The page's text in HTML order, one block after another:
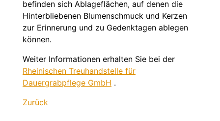
befinden sich Ablageflächen, auf denen die
Hinterbliebenen Blumenschmuck und Kerzen
zur Erinnerung und zu Gedenktagen ablegen
können.
Weiter Informationen erhalten Sie bei der
Rheinischen Treuhandstelle für
Dauergrabpflege GmbH .
Zurück